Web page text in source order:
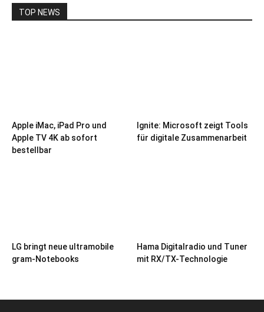
TOP NEWS
Apple iMac, iPad Pro und
Apple TV 4K ab sofort
bestellbar
Ignite: Microsoft zeigt Tools
für digitale Zusammenarbeit
LG bringt neue ultramobile
gram-Notebooks
Hama Digitalradio und Tuner
mit RX/TX-Technologie